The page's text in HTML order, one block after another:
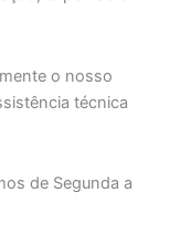
o nosso
técnica
de Segunda a